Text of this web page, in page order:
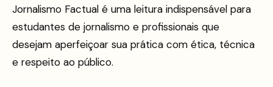
Jornalismo Factual é uma leitura indispensável para
estudantes de jornalismo e profissionais que
desejam aperfeiçoar sua prática com ética, técnica
e respeito ao público.